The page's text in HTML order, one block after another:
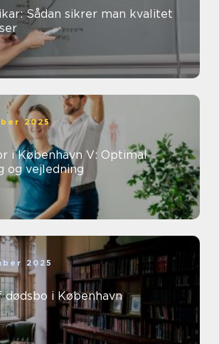
Sådan sikrer man kvalitet
2025
i København V: Optimal
og vejledning
2025
dødsbo i København